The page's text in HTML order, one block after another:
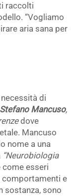
raccolti
“Vogliamo
aria sana per
di
Stefano Mancuso,
dove
Mancuso
nome a una
“Neurobiologia
esseri
comportamenti e
sostanza, sono